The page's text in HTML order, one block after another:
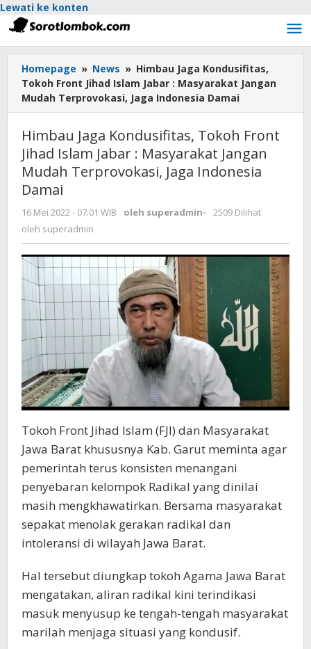
Lewati ke konten
Homepage » News » Himbau Jaga Kondusifitas,
Tokoh Front Jihad Islam Jabar : Masyarakat Jangan
Mudah Terprovokasi, Jaga Indonesia Damai
Himbau Jaga Kondusifitas, Tokoh Front
Jihad Islam Jabar : Masyarakat Jangan
Mudah Terprovokasi, Jaga Indonesia
Damai
16 Mei 2022 - 07:01 WIB oleh superadmin-
2509 Dilihat
oleh superadmin
Tokoh Front Jihad Islam (FJI) dan Masyarakat
Jawa Barat khususnya Kab. Garut meminta agar
pemerintah terus konsisten menangani
penyebaran kelompok Radikal yang dinilai
masih mengkhawatirkan. Bersama masyarakat
sepakat menolak gerakan radikal dan
intoleransi di wilayah Jawa Barat.
Hal tersebut diungkap tokoh Agama Jawa Barat
mengatakan, aliran radikal kini terindikasi
masuk menyusup ke tengah-tengah masyarakat
marilah menjaga situasi yang kondusif.